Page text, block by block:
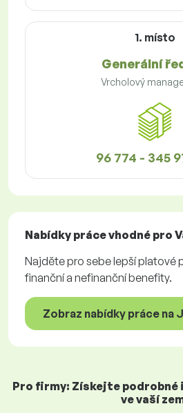
1. místo
Generální
Vrcholový
96 774 - 345
Nabídky prácevhodné pro
Najděte pro sebe lepší platové
finanční a nefinanční benefity.
Zobraz nabídky práce na
Pro firmy: Získejte podrobné
ve vaší